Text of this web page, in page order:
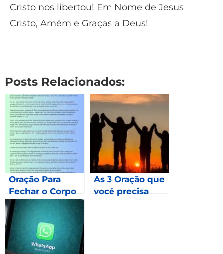
Cristo nos libertou! Em Nome de Jesus
Cristo, Amém e Graças a Deus!
Posts Relacionados:
Oração Para
Fechar o Corpo
As 3 Oração que
você precisa